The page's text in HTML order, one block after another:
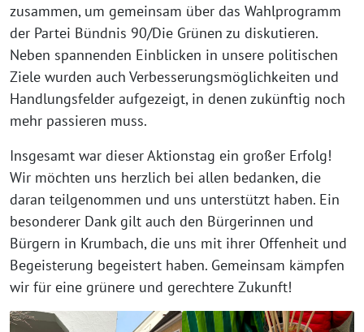
zusammen, um gemeinsam über das Wahlprogramm
der Partei Bündnis 90/Die Grünen zu diskutieren.
Neben spannenden Einblicken in unsere politischen
Ziele wurden auch Verbesserungsmöglichkeiten und
Handlungsfelder aufgezeigt, in denen zukünftig noch
mehr passieren muss.
Insgesamt war dieser Aktionstag ein großer Erfolg!
Wir möchten uns herzlich bei allen bedanken, die
daran teilgenommen und uns unterstützt haben. Ein
besonderer Dank gilt auch den Bürgerinnen und
Bürgern in Krumbach, die uns mit ihrer Offenheit und
Begeisterung begeistert haben. Gemeinsam kämpfen
wir für eine grünere und gerechtere Zukunft!